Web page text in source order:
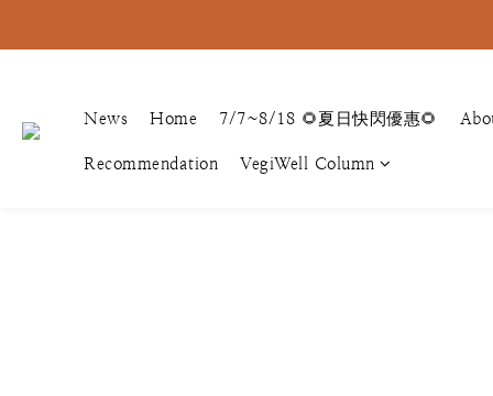
News Home 7/7~8/18 🌻夏日快閃優惠🌻
Recommendation VegiWell Column